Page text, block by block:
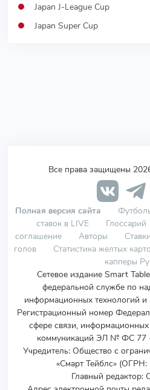
Japan J-League Cup
Japan Super Cup
Все права защищены
Полная версия сайта
ставок в LIVE
Глоссарий
соглашение
Авторы
голов
Статистика желтых
капперы
Сетевое издание Smart
федеральной службе по
информационных технологий
Регистрационный номер
сфере связи,
коммуникаций ЭЛ № ФС 77
Учредитель: Общество с
«Смарт Тейблс»
Главный